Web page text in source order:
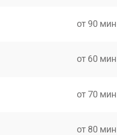
от 90 мин
от 60 мин
от 70 мин
от 80 мин